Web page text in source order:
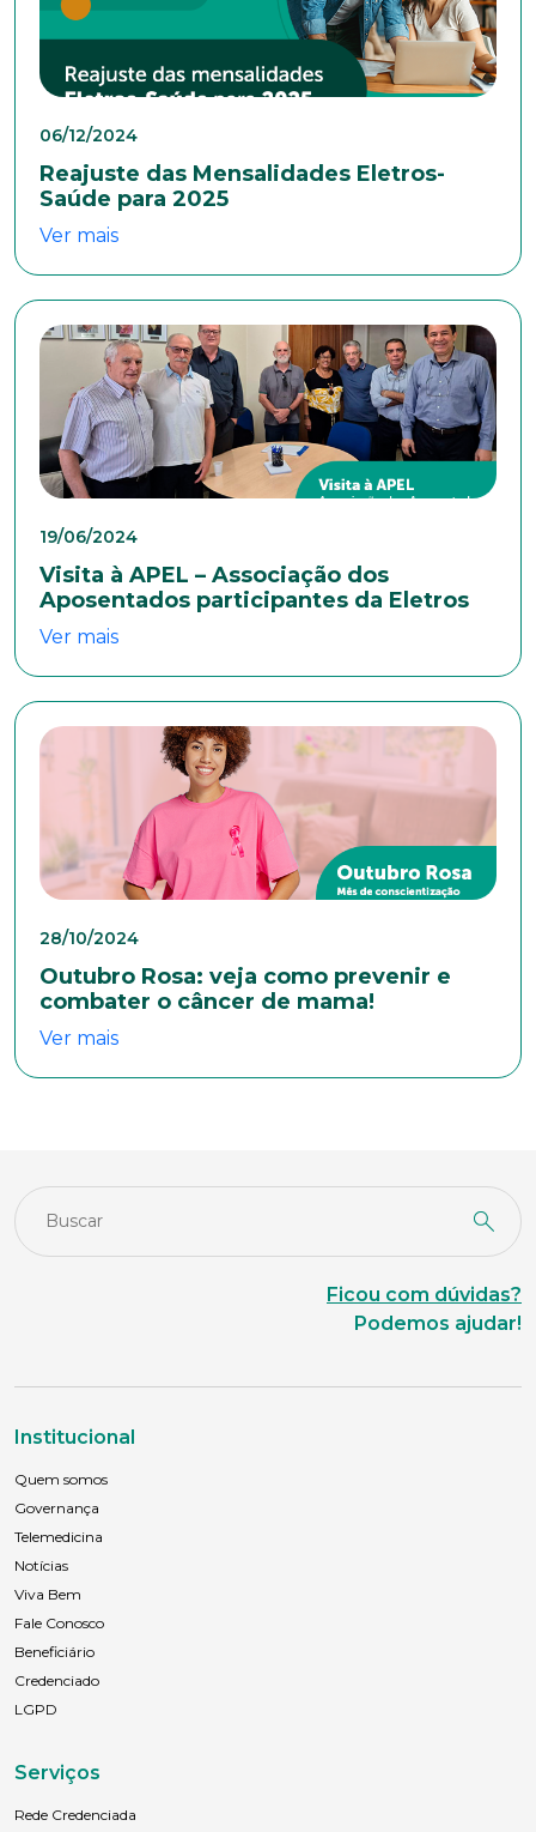
06/12/2024
Reajuste das Mensalidades Eletros-
Saúde para 2025
Ver mais
19/06/2024
Visita à APEL – Associação dos
Aposentados participantes da Eletros
Ver mais
28/10/2024
Outubro Rosa: veja como prevenir e
combater o câncer de mama!
Ver mais
Ficou com dúvidas?
Podemos ajudar!
Institucional
Quem somos
Governança
Telemedicina
Notícias
Viva Bem
Fale Conosco
Beneficiário
Credenciado
LGPD
Serviços
Rede Credenciada
Cidade
Estado Civil
Escolaridade
Sexo
Masculino
Feminino Outros